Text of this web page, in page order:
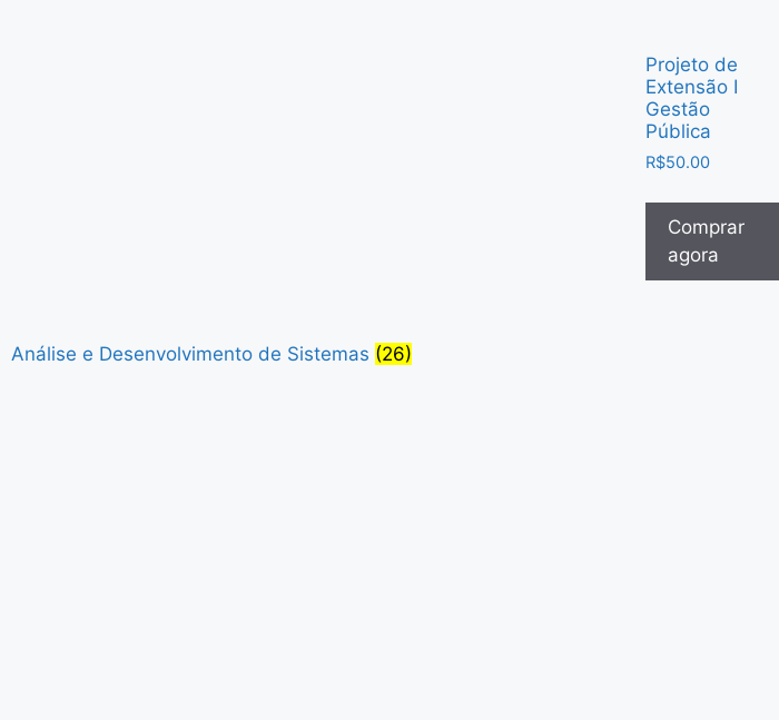
Análise e Desenvolvimento de Sistemas (26)
Projeto de
Extensão I
Gestão
Pública
R$50.00
Comprar
agora